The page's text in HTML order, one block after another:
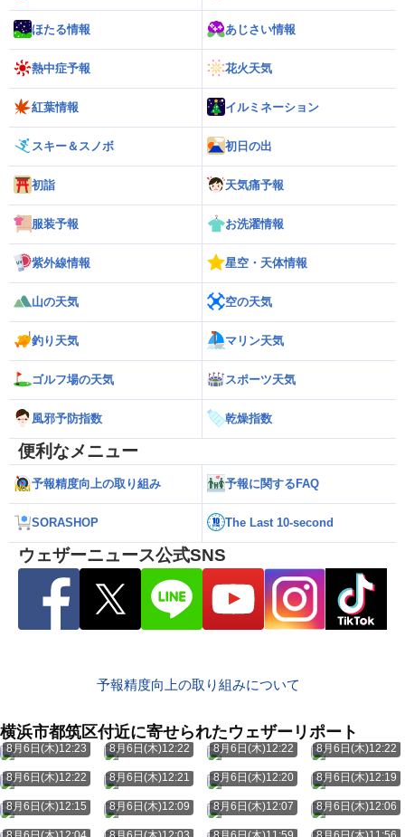
ほたる情報 あじさい情報
熱中症予報 花火天気
紅葉情報 イルミネーション
スキー＆スノボ 初日の出
初詣 天気痛予報
服装予報 お洗濯情報
紫外線情報 星空・天体情報
山の天気 空の天気
釣り天気 マリン天気
ゴルフ場の天気 スポーツ天気
風邪予防指数 乾燥指数
便利なメニュー
予報精度向上の取り組み 予報に関するFAQ
SORASHOP The Last 10-second
ウェザーニュース公式SNS
予報精度向上の取り組みについて
横浜市都筑区付近に寄せられたウェザーリポート
8月6日(木)12:23 8月6日(木)12:22 8月6日(木)12:22 8月6日(木)12:22
8月6日(木)12:22 8月6日(木)12:21 8月6日(木)12:20 8月6日(木)12:19
8月6日(木)12:15 8月6日(木)12:09 8月6日(木)12:07 8月6日(木)12:06